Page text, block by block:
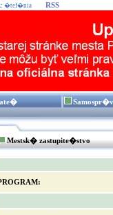
�tef�nia RSS
Mestsk� zastupite�stvo